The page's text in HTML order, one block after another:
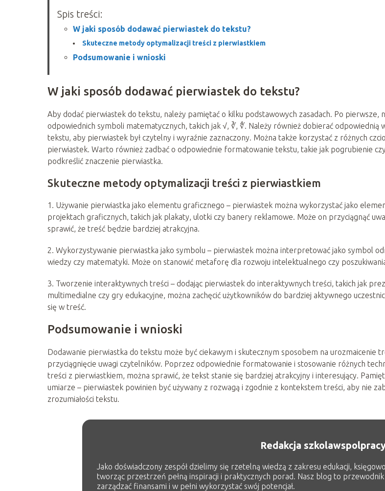
Spis treści:
W jaki sposób dodawać pierwiastek do tekstu?
Skuteczne metody optymalizacji treści z pierwiastkiem
Podsumowanie i wnioski
W jaki sposób dodawać pierwiastek do tekstu?
Aby dodać pierwiastek do tekstu, należy pamiętać o kilku podstawowych zasadach. Po pierwsze,
odpowiednich symboli matematycznych, takich jak √, ∛, ∜. Należy również dobierać odpowiednią
tekstu, aby pierwiastek był czytelny i wyraźnie zaznaczony. Można także korzystać z różnych
pierwiastek. Warto również zadbać o odpowiednie formatowanie tekstu, takie jak pogrubienie
podkreślić znaczenie pierwiastka.
Skuteczne metody optymalizacji treści z pierwiastkiem
1. Używanie pierwiastka jako elementu graficznego – pierwiastek można wykorzystać jako
projektach graficznych, takich jak plakaty, ulotki czy banery reklamowe. Może on przyciągnąć
sprawić, że treść będzie bardziej atrakcyjna.
2. Wykorzystywanie pierwiastka jako symbolu – pierwiastek można interpretować jako symbol
wiedzy czy matematyki. Może on stanowić metaforę dla rozwoju intelektualnego czy
3. Tworzenie interaktywnych treści – dodając pierwiastek do interaktywnych treści, takich jak
multimedialne czy gry edukacyjne, można zachęcić użytkowników do bardziej aktywnego
się w treść.
Podsumowanie i wnioski
Dodawanie pierwiastka do tekstu może być ciekawym i skutecznym sposobem na urozmaicenie
przyciągnięcie uwagi czytelników. Poprzez odpowiednie formatowanie i stosowanie różnych
treści z pierwiastkiem, można sprawić, że tekst stanie się bardziej atrakcyjny i interesujący.
umiarze – pierwiastek powinien być używany z rozwagą i zgodnie z kontekstem treści, aby nie
zrozumiałości tekstu.
Redakcja
Jako doświadczony zespół dzielimy się rzetelną wiedzą z zakresu edukacji,
tworząc przestrzeń pełną inspiracji i praktycznych porad. Nasz blog to
zarządzać finansami i w pełni wykorzystać swój potencjał.